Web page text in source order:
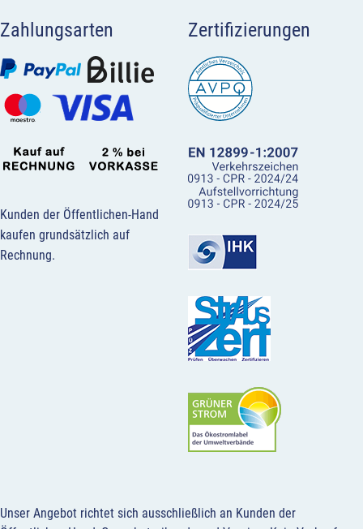
Zahlungsarten
Kunden der Öffentlichen-Hand
kaufen grundsätzlich auf
Rechnung.
Zertifizierungen
Unser Angebot richtet sich ausschließlich an Kunden der